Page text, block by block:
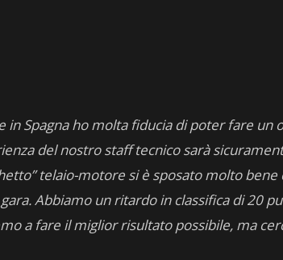
in Spagna ho molta fiducia di poter fare un
del nostro staff tecnico sarà
telaio-motore si è sposato molto bene
Abbiamo un ritardo in classifica di 20
a fare il miglior risultato possibile, ma